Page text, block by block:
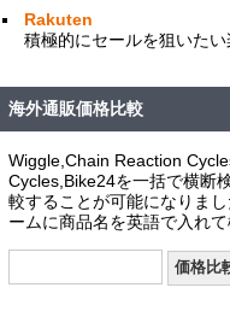
Rakuten
積極的にセールを狙いたい
海外通販価格比較
Wiggle,Chain Reaction
Cycles,Bike24を一括で横断
較することが可能になりま
ームに商品名を英語で入れ